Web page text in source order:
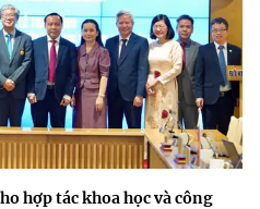
hợp tác khoa học và công